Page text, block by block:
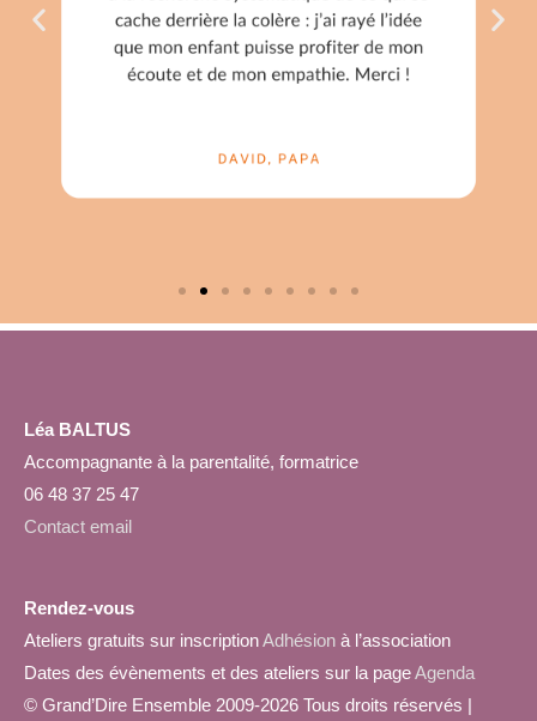
Léa BALTUS
Accompagnante à la parentalité, formatrice
06 48 37 25 47
Contact email
Rendez-vous
Ateliers gratuits sur inscriptionAdhésion à l’association
Dates des évènements et des ateliers sur la pageAgenda
© Grand’Dire Ensemble 2009-2026 Tous droits réservés |